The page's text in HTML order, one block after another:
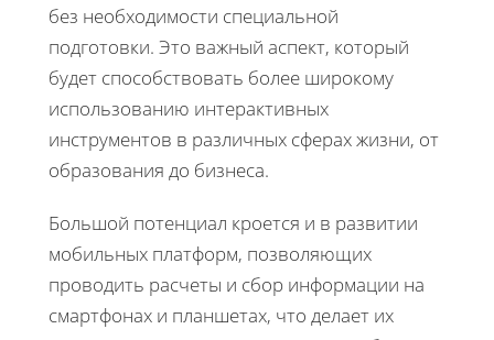
без необходимости специальной
подготовки. Это важный аспект, который
будет способствовать более широкому
использованию интерактивных
инструментов в различных сферах жизни, от
образования до бизнеса.
Большой потенциал кроется и в развитии
мобильных платформ, позволяющих
проводить расчеты и сбор информации на
смартфонах и планшетах, что делает их